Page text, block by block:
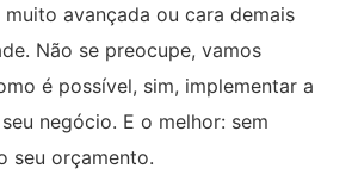
avançada ou cara demais
Não se preocupe, vamos
é possível, sim, implementar a
negócio. E o melhor: sem
seu orçamento.